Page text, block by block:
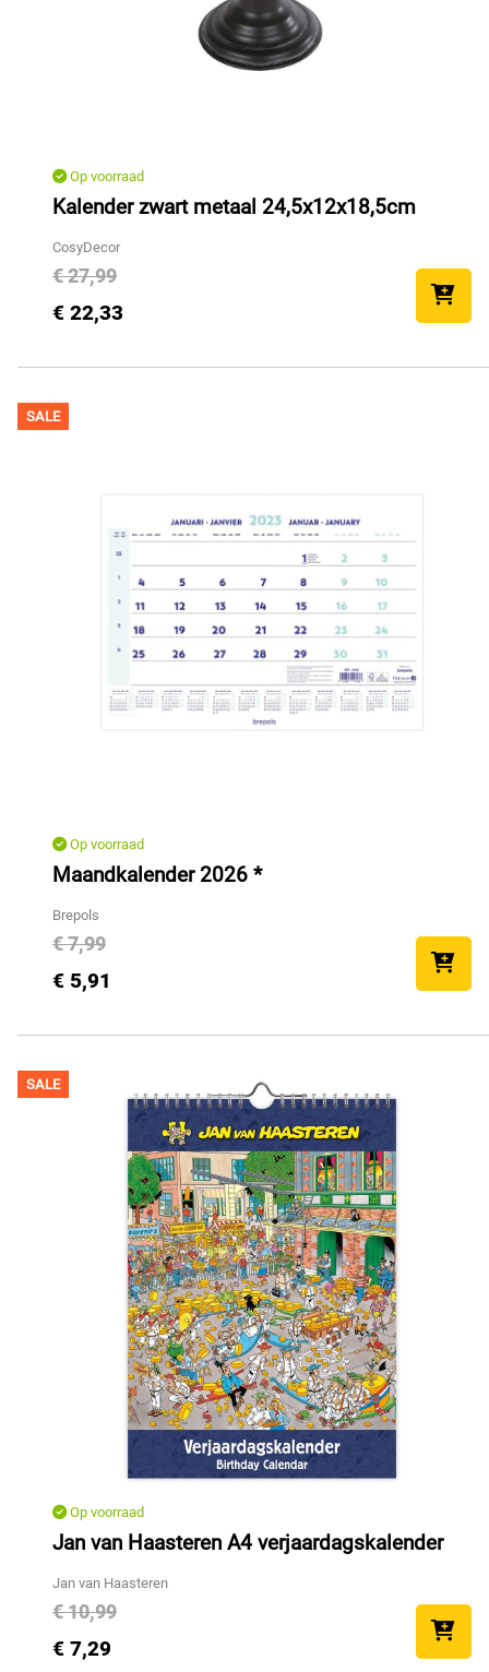
Op voorraad
Kalender zwart metaal 24,5x12x18,5cm
CosyDecor
€ 27,99
€ 22,33
SALE
Op voorraad
Maandkalender 2026 *
Brepols
€ 7,99
€ 5,91
SALE
Op voorraad
Jan van Haasteren A4 verjaardagskalender
Jan van Haasteren
€ 10,99
€ 7,29